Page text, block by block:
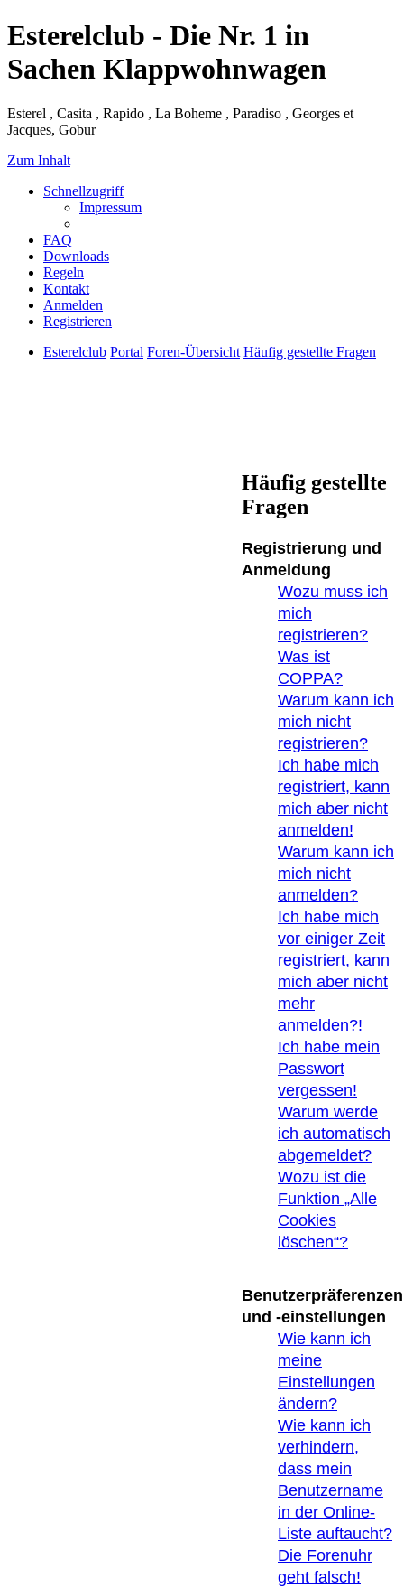
Esterelclub - Die Nr. 1 in
Sachen Klappwohnwagen
Esterel , Casita , Rapido , La Boheme , Paradiso , Georges et
Jacques, Gobur
Zum Inhalt
Schnellzugriff
Impressum
FAQ
Downloads
Regeln
Kontakt
Anmelden
Registrieren
Esterelclub Portal Foren-Übersicht Häufig gestellte Fragen
Häufig gestellte
Fragen
Registrierung und
Anmeldung
Wozu muss ich
mich
registrieren?
Was ist
COPPA?
Warum kann ich
mich nicht
registrieren?
Ich habe mich
registriert, kann
mich aber nicht
anmelden!
Warum kann ich
mich nicht
anmelden?
Ich habe mich
vor einiger Zeit
registriert, kann
mich aber nicht
mehr
anmelden?!
Ich habe mein
Passwort
vergessen!
Warum werde
ich automatisch
abgemeldet?
Wozu ist die
Funktion „Alle
Cookies
löschen“?
Benutzerpräferenzen
und -einstellungen
Wie kann ich
meine
Einstellungen
ändern?
Wie kann ich
verhindern,
dass mein
Benutzername
in der Online-
Liste auftaucht?
Die Forenuhr
geht falsch!